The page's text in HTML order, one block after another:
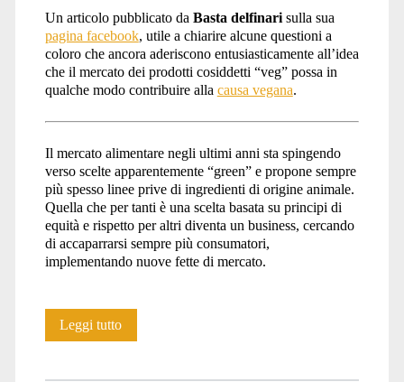
Un articolo pubblicato da Basta delfinarisulla sua
pagina facebook, utile a chiarire alcune questioni a
coloro che ancora aderiscono entusiasticamente all’idea
che il mercato dei prodotti cosiddetti “veg” possa in
qualche modo contribuire alla causa vegana.
Il mercato alimentare negli ultimi anni sta spingendo
verso scelte apparentemente “green” e propone sempre
più spesso linee prive di ingredienti di origine animale.
Quella che per tanti è una scelta basata su principi di
equità e rispetto per altri diventa un business, cercando
di accaparrarsi sempre più consumatori,
implementando nuove fette di mercato.
Leggi tuttoLe